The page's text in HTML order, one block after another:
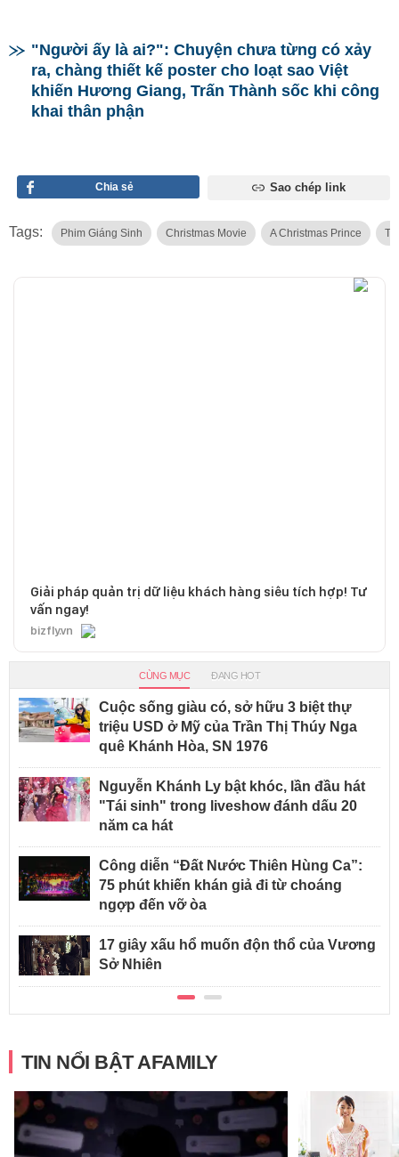
"Người ấy là ai?": Chuyện chưa từng có xảy
ra, chàng thiết kế poster cho loạt sao Việt
khiến Hương Giang, Trấn Thành sốc khi công
khai thân phận
Chia sẻ Sao chép link
Tags: Phim Giáng Sinh Christmas Movie A Christmas Prince
Giải pháp quản trị dữ liệu khách hàng siêu tích hợp! Tư
vấn ngay!
bizfly.vn
CÙNG MỤC ĐANG HOT
Cuộc sống giàu có, sở hữu 3 biệt thự
triệu USD ở Mỹ của Trần Thị Thúy Nga
quê Khánh Hòa, SN 1976
Nguyễn Khánh Ly bật khóc, lần đầu hát
"Tái sinh" trong liveshow đánh dấu 20
năm ca hát
Công diễn “Đất Nước Thiên Hùng Ca”:
75 phút khiến khán giả đi từ choáng
ngợp đến vỡ òa
17 giây xấu hổ muốn độn thổ của Vương
Sở Nhiên
TIN NỔI BẬT AFAMILY